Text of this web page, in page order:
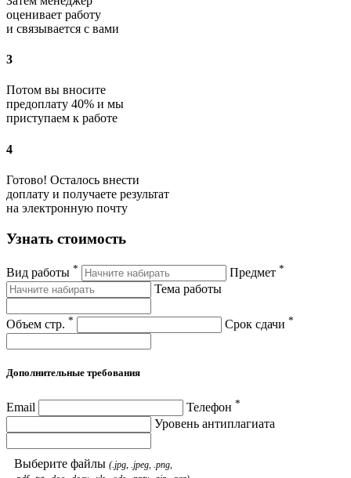
оценивает работу
и связывается с вами
3
Потом вы вносите
предоплату 40% и мы
приступаем к работе
4
Готово! Осталось внести
доплату и получаете результат
на электронную почту
Узнать стоимость
Вид работы * Предмет *
Тема работы
Объем стр. * Срок сдачи *
Дополнительные требования
Email Телефон *
Уровень антиплагиата
Выберите файлы (.jpg, .jpeg, .png,